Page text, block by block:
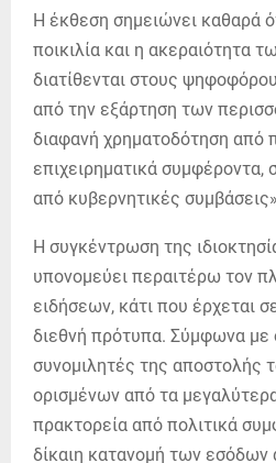
Η έκθεση σημειώνει καθαρά
ποικιλία και η ακεραιότητα
διατίθενται στους
από την εξάρτηση των
διαφανή χρηματοδότηση από
επιχειρηματικά συμφέροντα,
από κυβερνητικές
Η συγκέντρωση της
υπονομεύει περαιτέρω τον
ειδήσεων, κάτι που έρχεται
διεθνή πρότυπα. Σύμφωνα με
συνομιλητές της αποστολής
ορισμένων από τα
πρακτορεία από πολιτικά
δίκαιη κατανομή των εσόδων